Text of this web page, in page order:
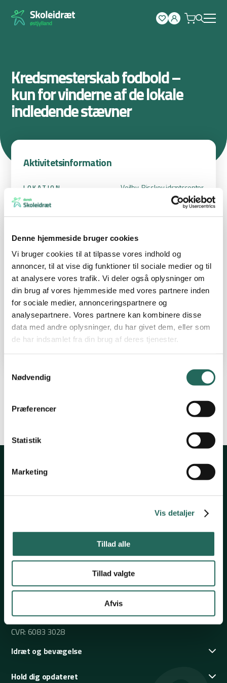
Denne hjemmeside bruger cookies
Vi bruger cookies til at tilpasse vores indhold og
annoncer, til at vise dig funktioner til sociale medier og til
at analysere vores trafik. Vi deler også oplysninger om
din brug af vores hjemmeside med vores partnere inden
for sociale medier, annonceringspartnere og
analysepartnere. Vores partnere kan kombinere disse
data med andre oplysninger, du har givet dem, eller som
de har indsamlet fra din brug af deres tjenester.
Nødvendig
Præferencer
Statistik
Marketing
Vis detaljer
Tillad alle
Tillad valgte
Afvis
Kredsmesterskab fodbold –
kun for vinderne af de lokale
indledende stævner
Aktivitetsinformation
LOKATION Vejlby-Risskov idrætscenter
28. okt. 2025 09:00
SLUTDATO
KLASSE 6. klasse
STÆVNEANSVARLIG
Peter Hoff
peterhoff32@gmail.com
5800 Nyborg
+45 6531 4646
skoleidraet@skoleidraet.dk
Mandag-torsdag: 09:00 – 14:30
CVR: 6083 3028
Idræt og bevægelse
Hold dig opdateret